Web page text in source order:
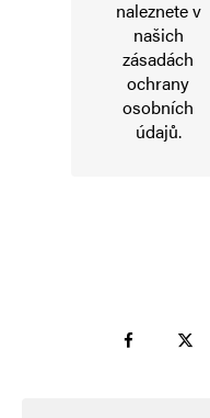
naleznete v
našich
zásadách
ochrany
osobních
údajů.